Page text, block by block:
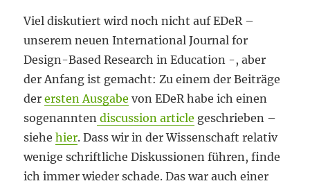
Viel diskutiert wird noch nicht auf EDeR –
unserem neuen International Journal for
Design-Based Research in Education -, aber
der Anfang ist gemacht: Zu einem der Beiträge
derersten Ausgabe von EDeR habe ich einen
sogenannten discussion article geschrieben –
siehehier. Dass wir in der Wissenschaft relativ
wenige schriftliche Diskussionen führen, finde
ich immer wieder schade. Das war auch einer